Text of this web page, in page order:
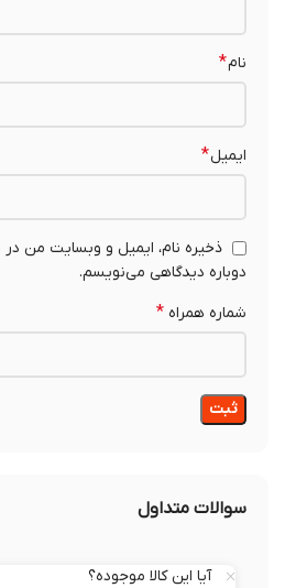
ایمیل*
ذخیره نام، ایمیل و وبسایت من در
دوباره دیدگاهی می‌نویسم.
شماره همراه*
سوالات متداول
آیا این کالا موجوده؟